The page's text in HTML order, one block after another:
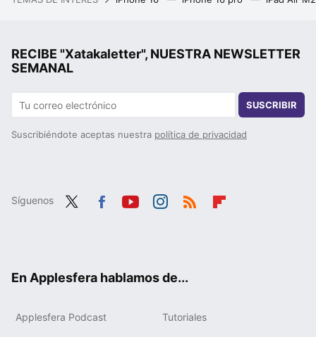
RECIBE "Xatakaletter", NUESTRA NEWSLETTER
SEMANAL
SUSCRIBIR
Suscribiéndote aceptas nuestra política de privacidad
Síguenos
En Applesfera hablamos de...
Applesfera Podcast Tutoriales